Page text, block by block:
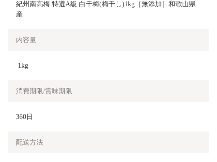
紀州南高梅 特選A級 白干梅(梅干し)1kg［無添加］和歌山県
産
内容量
1kg
消費期限/賞味期限
360日
配送方法